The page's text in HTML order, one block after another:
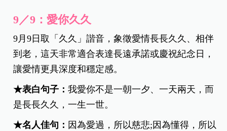
9／9：愛你久久
9月9日取「久久」諧音，象徵愛情長長久久、相伴
到老，這天非常適合表達長遠承諾或慶祝紀念日，
讓愛情更具深度和穩定感。
★表白句子：我愛你不是一朝一夕、一天兩天，而
是長長久久，一生一世。
★名人佳句： 因為愛過，所以慈悲;因為懂得，所以